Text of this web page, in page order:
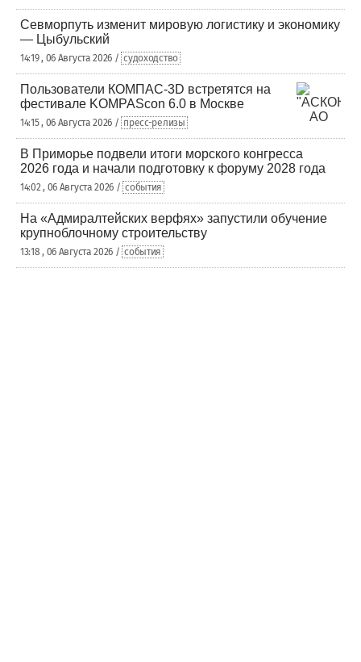
Севморпуть изменит мировую логистику и экономику
— Цыбульский
14:19 , 06 Августа 2026 / судоходство
Пользователи КОМПАС-3D встретятся на
фестивале KOMPAScon 6.0 в Москве
14:15 , 06 Августа 2026 / пресс-релизы
В Приморье подвели итоги морского конгресса
2026 года и начали подготовку к форуму 2028 года
14:02 , 06 Августа 2026 / события
На «Адмиралтейских верфях» запустили обучение
крупноблочному строительству
13:18 , 06 Августа 2026 / события